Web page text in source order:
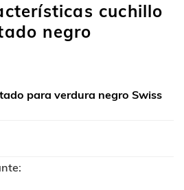
cuchillo
negro
para verdura negro Swiss